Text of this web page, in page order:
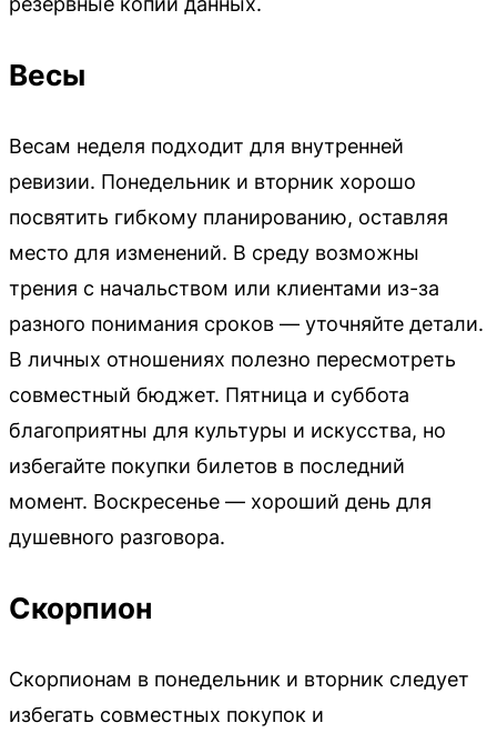
Весы
Весам неделя подходит для внутренней
ревизии. Понедельник и вторник хорошо
посвятить гибкому планированию, оставляя
место для изменений. В среду возможны
трения с начальством или клиентами из-за
разного понимания сроков — уточняйте детали.
В личных отношениях полезно пересмотреть
совместный бюджет. Пятница и суббота
благоприятны для культуры и искусства, но
избегайте покупки билетов в последний
момент. Воскресенье — хороший день для
душевного разговора.
Скорпион
Скорпионам в понедельник и вторник следует
избегать совместных покупок и